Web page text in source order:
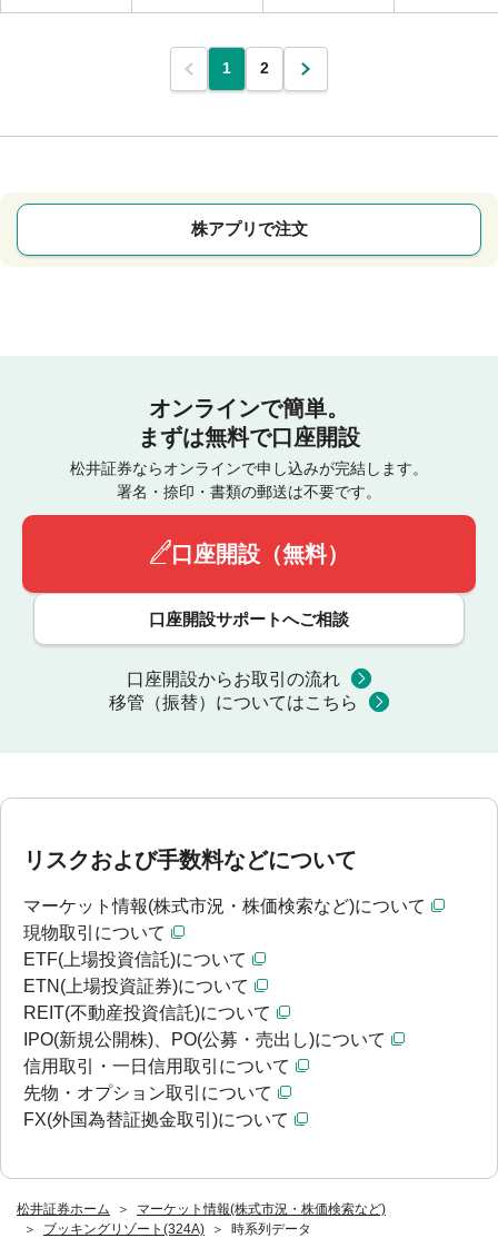
松井証券ホーム
マーケット情報(株式市況・株価検索など)
ブッキングリゾート(324A)
時系列データ
1 2
株アプリで注文
オンラインで簡単。
まずは無料で口座開設
松井証券ならオンラインで申し込みが完結します。
署名・捺印・書類の郵送は不要です。
口座開設（無料）
口座開設サポートへご相談
口座開設からお取引の流れ
移管（振替）についてはこちら
リスクおよび手数料などについて
マーケット情報(株式市況・株価検索など)について
現物取引について
ETF(上場投資信託)について
ETN(上場投資証券)について
REIT(不動産投資信託)について
IPO(新規公開株)、PO(公募・売出し)について
信用取引・一日信用取引について
先物・オプション取引について
FX(外国為替証拠金取引)について